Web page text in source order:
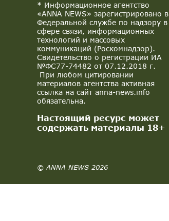
* Информационное агентство
«ANNA NEWS» зарегистрировано в
Федеральной службе по надзору в
сфере связи, информационных
технологий и массовых
коммуникаций (Роскомнадзор).
Свидетельство о регистрации ИА
№ФС77-74482 от 07.12.2018 г.
При любом цитировании
материалов агентства активная
ссылка на сайт anna-news.info
обязательна.
Настоящий ресурс может
содержать материалы 18+
© ANNA NEWS 2026